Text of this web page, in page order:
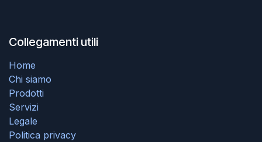
Collegamenti utili
Home
Chi siamo
Prodotti
Servizi
Legale
Politica privacy